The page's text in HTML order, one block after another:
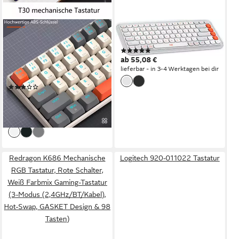
KINSI
Mechanische
Tastatur,Kabellose/Kabelgebundene
Tastatur,Bluetooth Gaming-
Tastatur (RGB-Beleuchtung)
(1)
46,99 € UVP76,99 €
-39%
lieferbar - in 5-6 Werktagen bei dir
LOGITECH
POP ICON KEYS Tastatur
(1)
ab 55,08 €
lieferbar - in 3-4 Werktagen bei dir
Redragon K686 Mechanische
RGB Tastatur, Rote Schalter,
Weiß Farbmix Gaming-Tastatur
(3-Modus (2,4GHz/BT/Kabel),
Hot-Swap, GASKET Design & 98
Tasten)
Logitech 920-011022 Tastatur